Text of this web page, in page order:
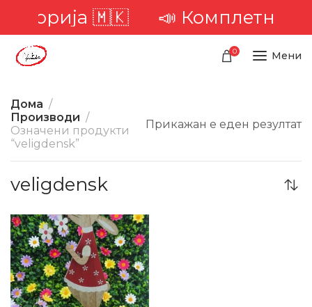
🇲🇰 📣 Комплетна
0 Мени
Дома
Производи
Означени продукти
“veligdensk”
Прикажан е еден резултат
veligdensk